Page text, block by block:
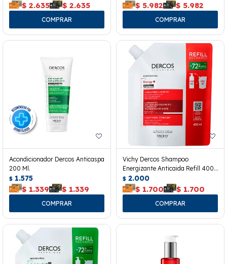
$ 2.635 $ 2.635 $ 5.982 $ 5.982
Acondicionador Dercos Anticaspa
200 Ml.
$ 1.575
$ 1.339 $ 1.339
Vichy Dercos Shampoo
Energizante Anticaida Refill 400
Ml.
$ 2.000
$ 1.700 $ 1.700